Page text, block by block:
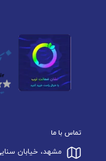
تماس با ما
مشهد، خیابان سنایی،